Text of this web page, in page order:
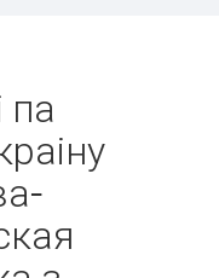
па